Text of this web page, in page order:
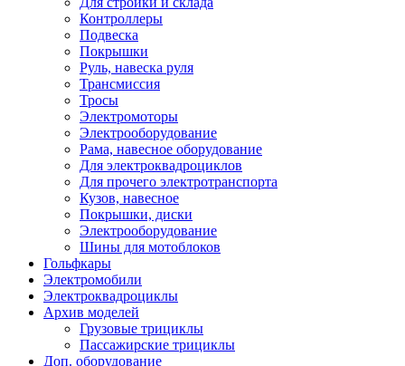
Контроллеры
Подвеска
Покрышки
Руль, навеска руля
Трансмиссия
Тросы
Электромоторы
Электрооборудование
Рама, навесное оборудование
Для электроквадроциклов
Для прочего электротранспорта
Кузов, навесное
Покрышки, диски
Электрооборудование
Шины для мотоблоков
Гольфкары
Электромобили
Электроквадроциклы
Архив моделей
Грузовые трициклы
Пассажирские трициклы
Доп. оборудование